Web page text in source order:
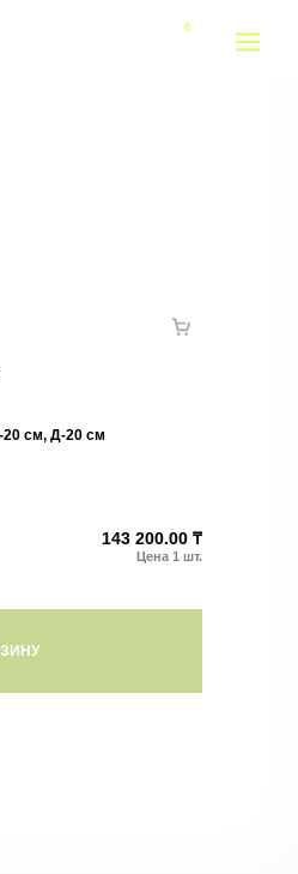
20 см, Д-20 см
143 200.00 ₸